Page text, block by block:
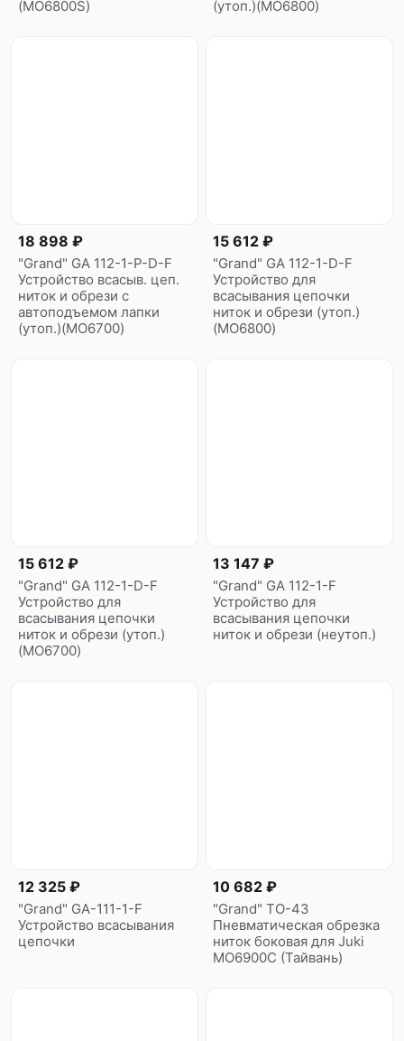
(MO6800S) (утоп.)(MO6800)
18 898 ₽
"Grand" GA 112-1-P-D-F
Устройство всасыв. цеп.
ниток и обрези с
автоподъемом лапки
(утоп.)(MO6700)
15 612 ₽
"Grand" GA 112-1-D-F
Устройство для
всасывания цепочки
ниток и обрези (утоп.)
(MO6800)
15 612 ₽
"Grand" GA 112-1-D-F
Устройство для
всасывания цепочки
ниток и обрези (утоп.)
(MO6700)
13 147 ₽
"Grand" GA 112-1-F
Устройство для
всасывания цепочки
ниток и обрези (неутоп.)
12 325 ₽
"Grand" GA-111-1-F
Устройство всасывания
цепочки
10 682 ₽
"Grand" TO-43
Пневматическая обрезка
ниток боковая для Juki
MO6900С (Тайвань)